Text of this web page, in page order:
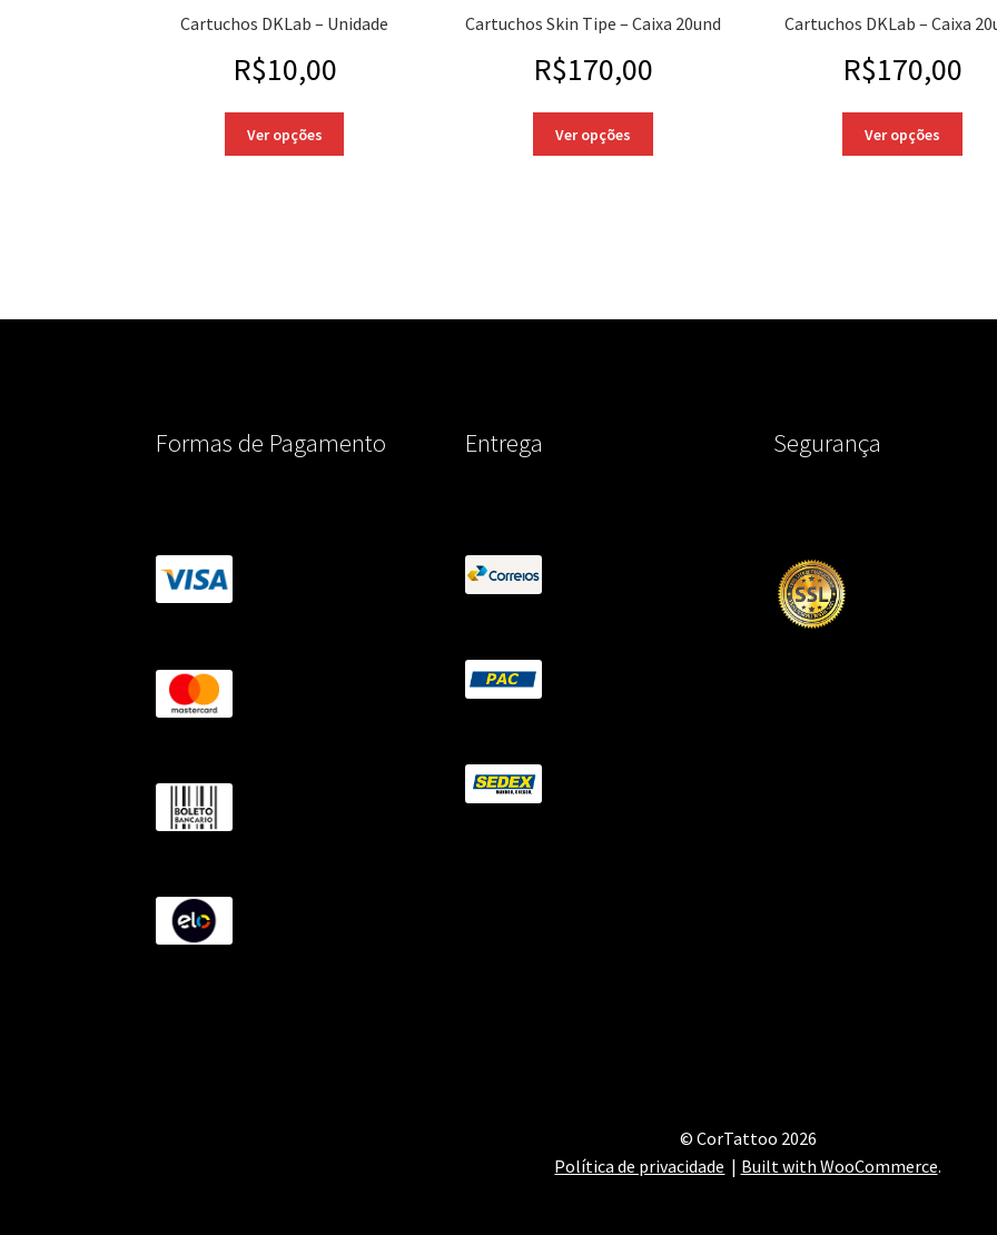
Cartuchos DKLab – Unidade
R$10,00
Ver opções
Cartuchos Skin Tipe – Caixa 20und
R$170,00
Ver opções
Cartuchos DKLab – Caixa
R$170,00
Ver opções
Formas de Pagamento Entrega Segurança
© CorTattoo 2026
Política de privacidade
Built with WooCommerce.